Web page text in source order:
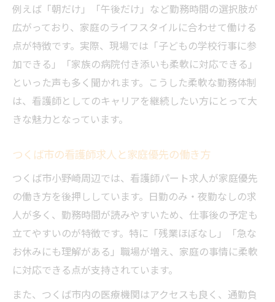
看護師パート求人で短時間勤務のメリット
を体感
未経験やブランクがあっても働ける看護師
求人
看護師パートで叶う短時間・安心の職場選
び
子育て中の看護師も安心な求人選びのポイ
ント
看護師求人で見逃せない子育て支援の充実
度
子育て両立を叶える看護師パート求人活用
法
看護師求人で重視したい子育て中の働きや
すさ
例えば「朝だけ」「午後だけ」など勤務時間の選択肢が
広がっており、家庭のライフスタイルに合わせて働ける
点が特徴です。実際、現場では「子どもの学校行事に参
加できる」「家族の病院付き添いも柔軟に対応できる」
といった声も多く聞かれます。こうした柔軟な勤務体制
は、看護師としてのキャリアを継続したい方にとって大
きな魅力となっています。
つくば市の看護師求人と家庭優先の働き方
つくば市小野崎周辺では、看護師パート求人が家庭優先
の働き方を後押ししています。日勤のみ・夜勤なしの求
人が多く、勤務時間が読みやすいため、仕事後の予定も
立てやすいのが特徴です。特に「残業ほぼなし」「急な
お休みにも理解がある」職場が増え、家庭の事情に柔軟
に対応できる点が支持されています。
また、つくば市内の医療機関はアクセスも良く、通勤負